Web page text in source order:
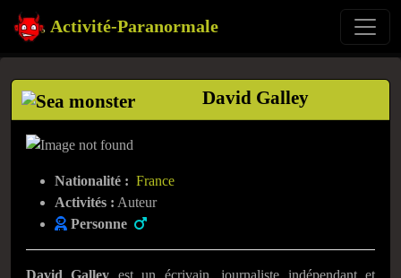
Activité-Paranormale
David Galley
Nationalité : France
Activités : Auteur
Personne